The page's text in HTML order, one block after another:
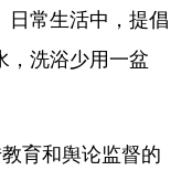
日常生活中，提倡
，洗浴少用一盆
育和舆论监督的